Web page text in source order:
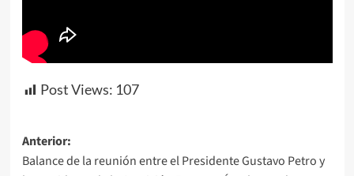
Post Views: 107
Navegación
Anterior:
Balance de la reunión entre el Presidente Gustavo Petro y